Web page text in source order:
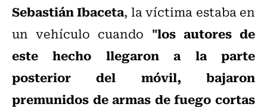
Sebastián Ibaceta, la víctima estaba en
un vehículo cuando "los autores de
este hecho llegaron a la parte
posterior del móvil, bajaron
premunidos de armas de fuego cortas